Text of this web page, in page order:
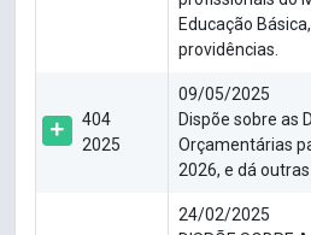
Educação
providências.
404
2025
09/05/2025
Dispõe sobre as
Orçamentárias
2026, e dá
24/02/2025